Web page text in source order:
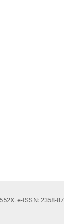
e-ISSN: 2358-